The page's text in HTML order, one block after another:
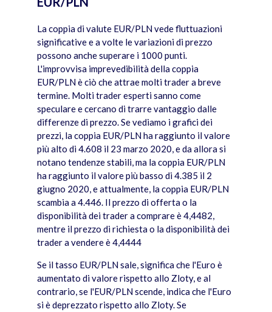
La coppia di valute EUR/PLN vede fluttuazioni
significative e a volte le variazioni di prezzo
possono anche superare i 1000 punti.
L'improvvisa imprevedibilità della coppia
EUR/PLN è ciò che attrae molti trader a breve
termine. Molti trader esperti sanno come
speculare e cercano di trarre vantaggio dalle
differenze di prezzo. Se vediamo i grafici dei
prezzi, la coppia EUR/PLN ha raggiunto il valore
più alto di 4.608 il 23 marzo 2020, e da allora si
notano tendenze stabili, ma la coppia EUR/PLN
ha raggiunto il valore più basso di 4.385 il 2
giugno 2020, e attualmente, la coppia EUR/PLN
scambia a 4.446. Il prezzo di offerta o la
disponibilità dei trader a comprare è 4,4482,
mentre il prezzo di richiesta o la disponibilità dei
trader a vendere è 4,4444
Se il tasso EUR/PLN sale, significa che l'Euro è
aumentato di valore rispetto allo Zloty, e al
contrario, se l'EUR/PLN scende, indica che l'Euro
si è deprezzato rispetto allo Zloty. Se